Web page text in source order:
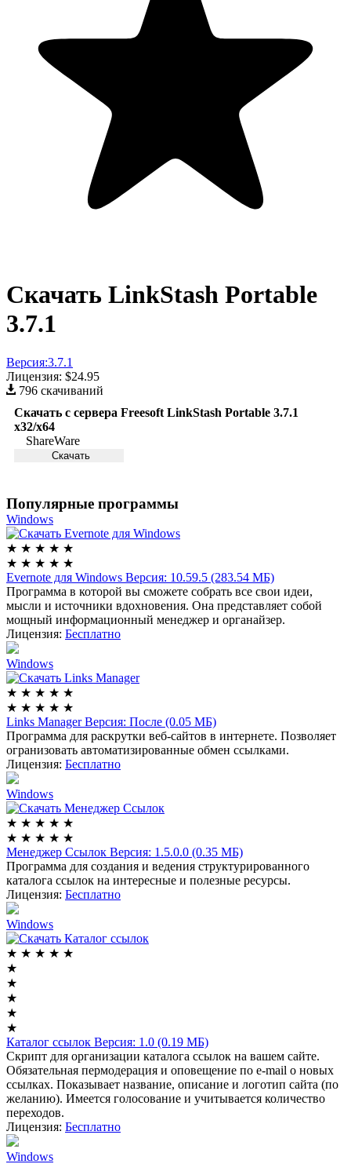
Скачать LinkStash Portable
3.7.1
Версия:3.7.1
Лицензия: $24.95
796 скачиваний
Скачать с сервера Freesoft LinkStash Portable 3.7.1
x32/x64
ShareWare
Скачать
Популярные программы
Windows
★ ★ ★ ★ ★
★ ★ ★ ★ ★
Evernote для Windows Версия: 10.59.5 (283.54 МБ)
Программа в которой вы сможете собрать все свои идеи,
мысли и источники вдохновения. Она представляет собой
мощный информационный менеджер и органайзер.
Лицензия: Бесплатно
Windows
★ ★ ★ ★ ★
★ ★ ★ ★ ★
Links ManagerВерсия: После (0.05 МБ)
Программа для раскрутки веб-сайтов в интернете. Позволяет
огранизовать автоматизированные обмен ссылками.
Лицензия: Бесплатно
Windows
★ ★ ★ ★ ★
★ ★ ★ ★ ★
Менеджер Ссылок Версия: 1.5.0.0 (0.35 МБ)
Программа для создания и ведения структурированного
каталога ссылок на интересные и полезные ресурсы.
Лицензия: Бесплатно
Windows
★ ★ ★ ★ ★
★
★
★
★
★
Каталог ссылок Версия: 1.0 (0.19 МБ)
Скрипт для организации каталога ссылок на вашем сайте.
Обязательная пермодерация и оповещение по e-mail о новых
ссылках. Показывает название, описание и логотип сайта (по
желанию). Имеется голосование и учитывается количество
переходов.
Лицензия: Бесплатно
Windows